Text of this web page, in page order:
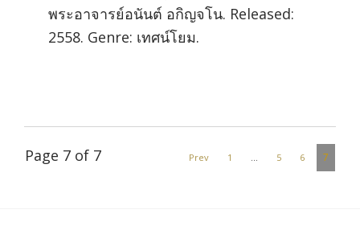
พระอาจารย์อนันต์ อกิญจโน. Released:
2558. Genre: เทศน์โยม.
Page 7 of 7 Prev 1 … 5 6 7